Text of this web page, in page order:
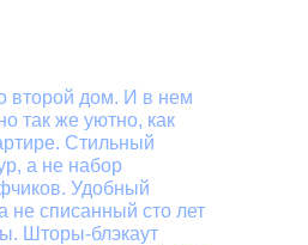
второй дом. И в нем
так же уютно, как
Стильный
а не набор
Удобный
списанный сто лет
Шторы-блэкаут